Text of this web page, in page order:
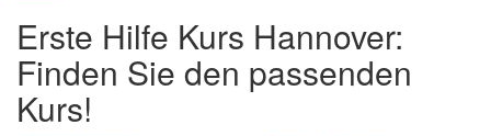
Erste Hilfe Kurs Hannover:
Finden Sie den passenden
Kurs!